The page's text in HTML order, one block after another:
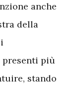
anche
della
presenti più
stando